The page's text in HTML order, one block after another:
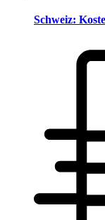
Schweiz: